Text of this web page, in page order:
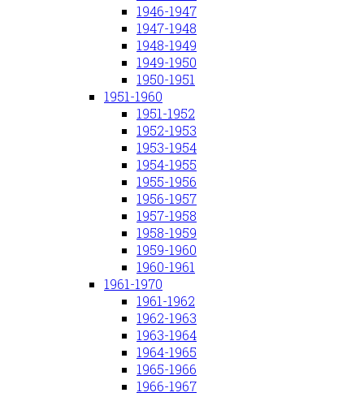
1946-1947
1947-1948
1948-1949
1949-1950
1950-1951
1951-1960
1951-1952
1952-1953
1953-1954
1954-1955
1955-1956
1956-1957
1957-1958
1958-1959
1959-1960
1960-1961
1961-1970
1961-1962
1962-1963
1963-1964
1964-1965
1965-1966
1966-1967